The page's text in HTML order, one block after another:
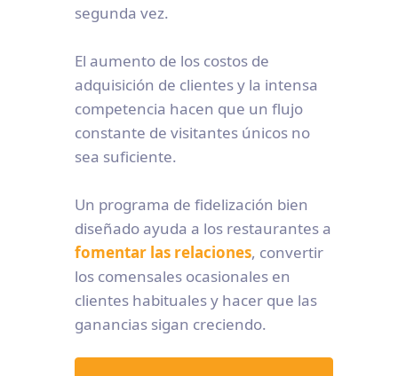
segunda vez.
El aumento de los costos de
adquisición de clientes y la intensa
competencia hacen que un flujo
constante de visitantes únicos no
sea suficiente.
Un programa de fidelización bien
diseñado ayuda a los restaurantes a
fomentar las relaciones, convertir
los comensales ocasionales en
clientes habituales y hacer que las
ganancias sigan creciendo.